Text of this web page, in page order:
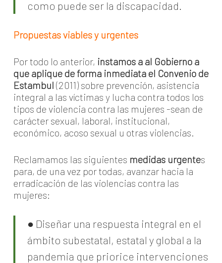
como puede ser la discapacidad.
Propuestas viables y urgentes
Por todo lo anterior, instamos a al Gobierno a
que aplique de forma inmediata el Convenio de
Estambul (2011) sobre prevención, asistencia
integral a las víctimas y lucha contra todos los
tipos de violencia contra las mujeres -sean de
carácter sexual, laboral, institucional,
económico, acoso sexual u otras violencias.
Reclamamos las siguientes medidas urgentes
para, de una vez por todas, avanzar hacia la
erradicación de las violencias contra las
mujeres:
● Diseñar una respuesta integral en el
ámbito subestatal, estatal y global a la
pandemia que priorice intervenciones